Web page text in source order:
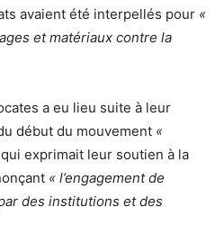
avaient été interpellés pour «
et matériaux contre la
a eu lieu suite à leur
début du mouvement «
exprimait leur soutien à la
« l’engagement de
des institutions et des